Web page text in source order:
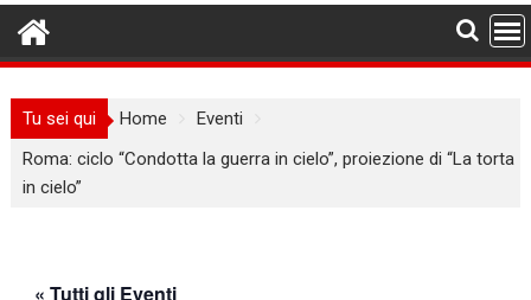
Tu sei qui Home
Eventi
Roma: ciclo “Condotta la guerra in cielo”, proiezione di “La torta
in cielo”
« Tutti gli Eventi